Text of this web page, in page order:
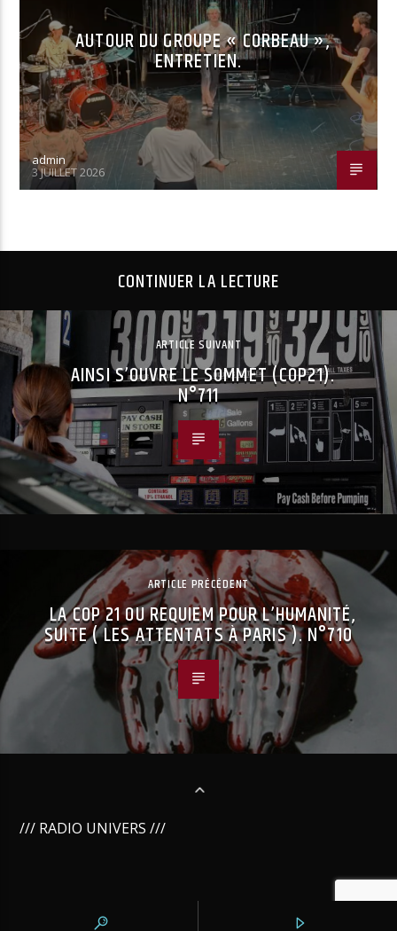
AUTOUR DU GROUPE « CORBEAU »,
ENTRETIEN.
admin
3 JUILLET 2026
CONTINUER LA LECTURE
ARTICLE SUIVANT
AINSI S’OUVRE LE SOMMET (COP21).
N°711
ARTICLE PRÉCÉDENT
LA COP 21 OU REQUIEM POUR L’HUMANITÉ,
SUITE ( LES ATTENTATS À PARIS ). N°710
/// RADIO UNIVERS ///